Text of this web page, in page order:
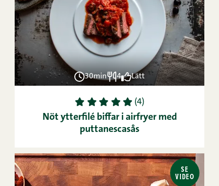
30min 4 Lätt
1 2 3 4 5 (4)
Nöt ytterfilé biffar i airfryer med
puttanescasås
SE
VIDEO